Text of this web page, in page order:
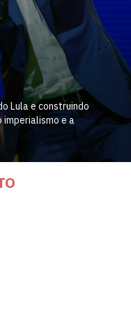
Lula e construindo
e a